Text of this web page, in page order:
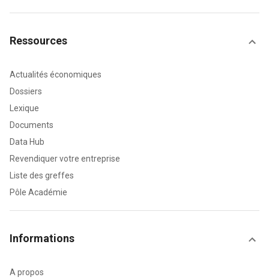
Ressources
Actualités économiques
Dossiers
Lexique
Documents
Data Hub
Revendiquer votre entreprise
Liste des greffes
Pôle Académie
Informations
A propos